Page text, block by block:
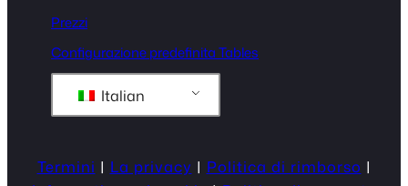
Prezzi
Configurazione predefinita Tables
Italian
Termini | La privacy | Politica di rimborso |